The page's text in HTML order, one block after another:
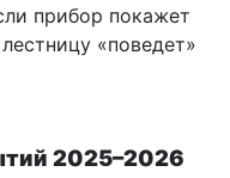
прибор покажет
«поведет»
2025–2026